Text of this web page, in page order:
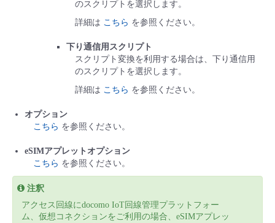
のスクリプトを選択します。
詳細は こちら を参照ください。
下り通信用スクリプト
スクリプト変換を利用する場合は、下り通信用
のスクリプトを選択します。
詳細は こちら を参照ください。
オプション
こちら を参照ください。
eSIMアプレットオプション
こちら を参照ください。
注釈
アクセス回線にdocomo IoT回線管理プラットフォー
ム、仮想コネクションをご利用の場合、eSIMアプレッ